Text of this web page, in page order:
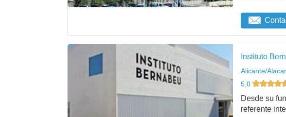
Instituto
Alicante/
5,0
Desde su
referente